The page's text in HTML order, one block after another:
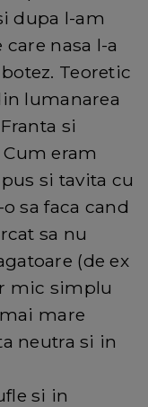
dupa l-am
nasa l-a
Teoretic
lumanarea
si
eram
si tavita cu
sa faca cand
sa nu
(de ex
mic simplu
mare
neutra si in
si in